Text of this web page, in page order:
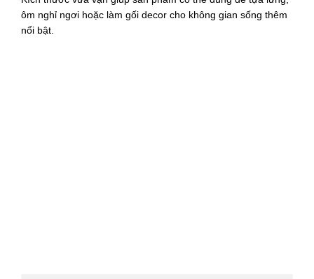
ôm nghỉ ngơi hoặc làm gối decor cho không gian sống thêm
nổi bật.